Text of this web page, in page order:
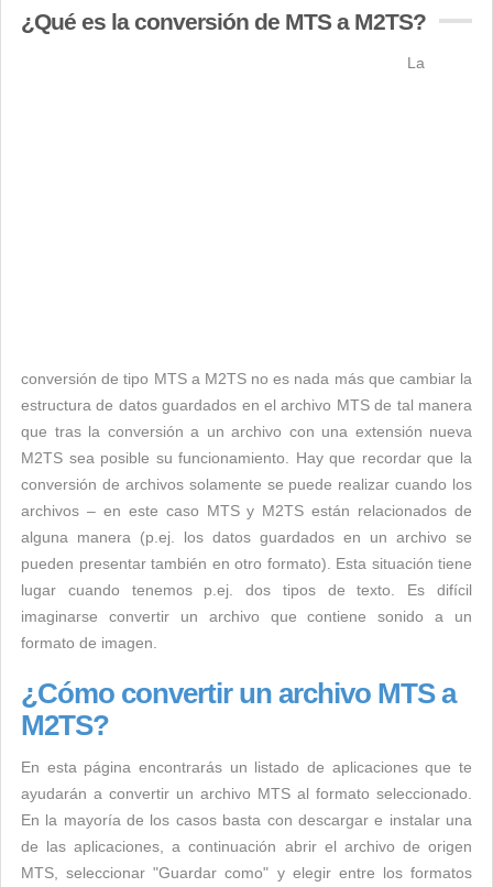
¿Qué es la conversión de MTS a M2TS?
La
conversión de tipo MTS a M2TS no es nada más que cambiar la
estructura de datos guardados en el archivo MTS de tal manera
que tras la conversión a un archivo con una extensión nueva
M2TS sea posible su funcionamiento. Hay que recordar que la
conversión de archivos solamente se puede realizar cuando los
archivos – en este caso MTS y M2TS están relacionados de
alguna manera (p.ej. los datos guardados en un archivo se
pueden presentar también en otro formato). Esta situación tiene
lugar cuando tenemos p.ej. dos tipos de texto. Es difícil
imaginarse convertir un archivo que contiene sonido a un
formato de imagen.
¿Cómo convertir un archivo MTS a
M2TS?
En esta página encontrarás un listado de aplicaciones que te
ayudarán a convertir un archivo MTS al formato seleccionado.
En la mayoría de los casos basta con descargar e instalar una
de las aplicaciones, a continuación abrir el archivo de origen
MTS, seleccionar "Guardar como" y elegir entre los formatos